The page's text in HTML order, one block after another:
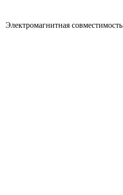
Электромагнитная совместимость